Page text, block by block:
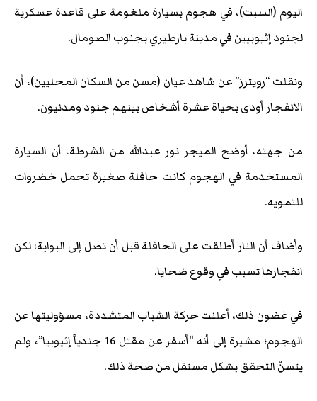
اليوم (السبت)، في هجوم بسيارة ملغومة على قاعدة عسكرية
لجنود إثيوبيين في مدينة بارطيري بجنوب الصومال.
ونقلت “رويترز” عن شاهد عيان (مسن من السكان المحليين)، أن
الانفجار أودى بحياة عشرة أشخاص بينهم جنود ومدنيون.
من جهته، أوضح الميجر نور عبدالله من الشرطة، أن السيارة
المستخدمة في الهجوم كانت حافلة صغيرة تحمل خضروات
للتمويه.
وأضاف أن النار أطلقت على الحافلة قبل أن تصل إلى البوابة؛ لكن
انفجارها تسبب في وقوع ضحايا.
في غضون ذلك، أعلنت حركة الشباب المتشددة، مسؤوليتها عن
الهجوم؛ مشيرة إلى أنه “أسفر عن مقتل 16 جندياً إثيوبيا”، ولم
يتسنّ التحقق بشكل مستقل من صحة ذلك.